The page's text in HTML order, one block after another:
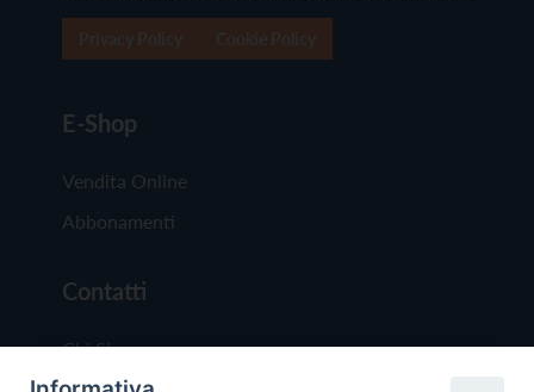
E-Shop
Vendita Online
Abbonamenti
Contatti
Chi Siamo